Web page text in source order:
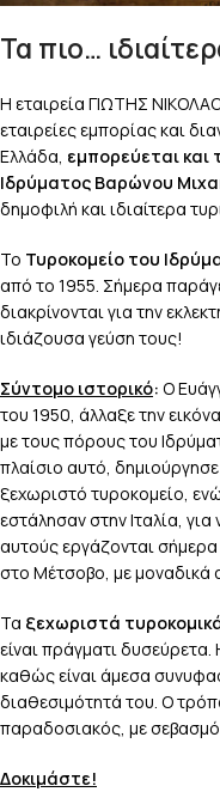
Τα πιο…
Η εταιρεία ΓΙΩΤΗΣ
εταιρείες εμπορίας και
Ελλάδα, εμπορεύεται και
Ιδρύματος Βαρώνου
δημοφιλή και ιδιαίτερα
Το Τυροκομείο του
από το 1955. Σήμερα
διακρίνονται για την
ιδιάζουσα γεύση τους!
Σύντομο ιστορικό: Ο
του 1950, άλλαξε την
με τους πόρους του
πλαίσιο αυτό,
ξεχωριστό τυροκομείο,
εστάλησαν στην Ιταλία,
αυτούς εργάζονται
στο Μέτσοβο, με μοναδικά
Τα ξεχωριστά
είναι πράγματι
καθώς είναι άμεσα
διαθεσιμότητά του. Ο
παραδοσιακός, με
Δοκιμάστε!